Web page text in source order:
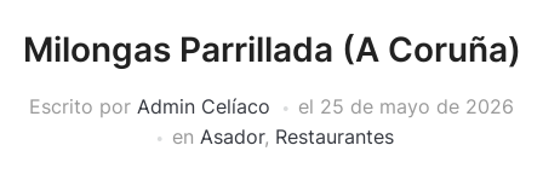
Milongas Parrillada (A Coruña)
Escrito por Admin Celíaco el 25 de mayo de 2026
en Asador, Restaurantes